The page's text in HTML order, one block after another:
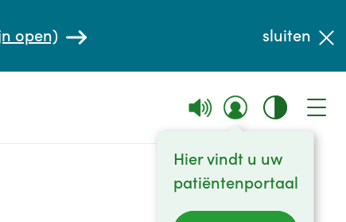
open) sluiten
Hier vindt u uw
patiëntenportaal